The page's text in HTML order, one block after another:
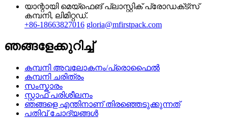
യാന്റായി മെയ്ഫെങ് പ്ലാസ്റ്റിക് പ്രോഡക്‌ട്‌സ്
കമ്പനി, ലിമിറ്റഡ്.
+86-18663827016 gloria@mfirstpack.com
ഞങ്ങളേക്കുറിച്ച്
കമ്പനി അവലോകനം/പ്രൊഫൈൽ
കമ്പനി ചരിത്രം
സംസ്കാരം
സ്റ്റാഫ് പരിശീലനം
ഞങ്ങളെ എന്തിനാണ് തിരഞ്ഞെടുക്കുന്നത്
പതിവ് ചോദ്യങ്ങൾ